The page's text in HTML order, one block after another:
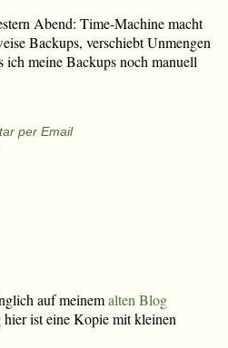
Abend: Time-Machine macht
Backups, verschiebt Unmengen
meine Backups noch manuell
per Email
auf meinemalten Blog
hier ist eine Kopie mit kleinen